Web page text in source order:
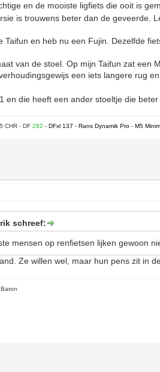
en de mooiste ligfiets die ooit is
is trouwens beter dan de geveerde.
Taifun en heb nu een Fujin. Dezelfde
van de stoel. Op mijn Taifun zat een
een iets langere rug
en die heeft een ander stoeltje die
CHR - DF282- DFxl 137 - Rans Dynamik Pro - M5
schreef:
mensen op renfietsen lijken gewoon
Ze willen wel, maar hun pens zit in